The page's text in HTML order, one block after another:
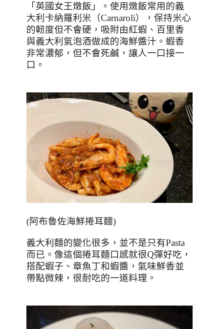
「英國女王燉飯」。使用燉飯常用的義
大利卡納羅利米（Carnaroli），保持米心
的軔度但不會硬，吸附由紅蝦、百里香
與義大利氣泡酒做成的海鮮醬汁。蝦香
非常濃郁，但不會死鹹，讓人一口接一
口。
(阿布魯佐海鮮捲耳麵)
義大利麵的變化很多，並不是只有Pasta
而已。像這個捲耳麵口感就很Q彈好吃，
搭配蝦子、章魚丁和蝦醬，氣味鮮香並
帶點微辣，很耐吃的一道料理。